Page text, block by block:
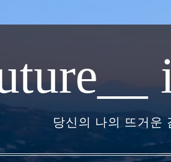
당신의 나의 뜨거운